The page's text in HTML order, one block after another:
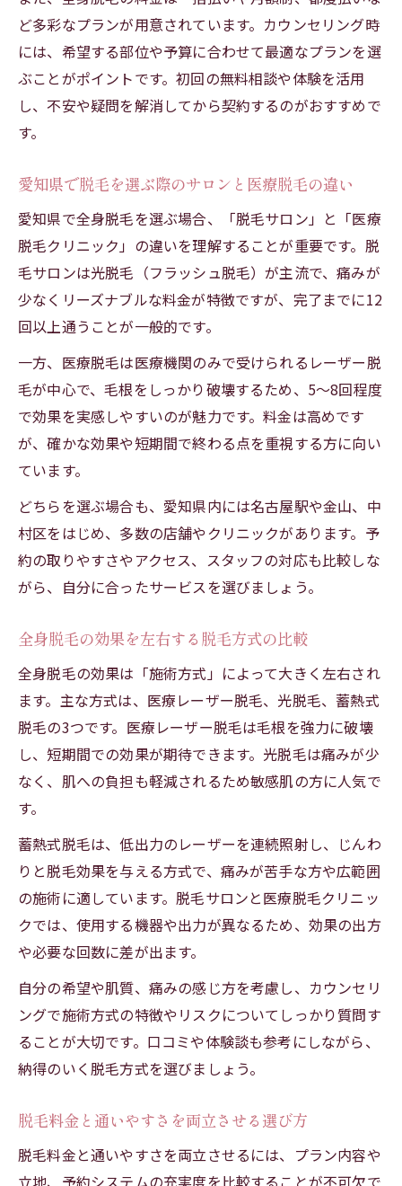
通いやすさを考慮した脱毛料金節約術
初回限定割引やキャンペーン活用のコツ
全身脱毛で理想の素肌へ導く方法を徹底解説
脱毛で目指す理想の素肌へのプロセス解説
医療脱毛とサロン脱毛の効果的な選び方
脱毛施術後のスキンケアと注意点を紹介
全身脱毛の持続効果とリタッチの必要性
ツルツル肌を目指すなら脱毛の回数に注目
全身脱毛は何回でツルツル肌になるのか解
説
愛知県の脱毛で人気な回数プランの選び方
自己処理不要の美肌を叶える脱毛回数の目
安
効果的な脱毛回数と失敗しない選び方のコ
レディース脱毛全身で満足するための回数
調整
満足度が高いレディース脱毛の特徴を紹介
析
ト
愛知県のレディース脱毛で選ばれる理由と
は
全身脱毛で後悔しないための利用者体験談
ス
ど多彩なプランが用意されています。カウンセリング時
には、希望する部位や予算に合わせて最適なプランを選
ぶことがポイントです。初回の無料相談や体験を活用
し、不安や疑問を解消してから契約するのがおすすめで
す。
愛知県で脱毛を選ぶ際のサロンと医療脱毛の違い
愛知県で全身脱毛を選ぶ場合、「脱毛サロン」と「医療
脱毛クリニック」の違いを理解することが重要です。脱
毛サロンは光脱毛（フラッシュ脱毛）が主流で、痛みが
少なくリーズナブルな料金が特徴ですが、完了までに12
回以上通うことが一般的です。
一方、医療脱毛は医療機関のみで受けられるレーザー脱
毛が中心で、毛根をしっかり破壊するため、5～8回程度
で効果を実感しやすいのが魅力です。料金は高めです
が、確かな効果や短期間で終わる点を重視する方に向い
ています。
どちらを選ぶ場合も、愛知県内には名古屋駅や金山、中
村区をはじめ、多数の店舗やクリニックがあります。予
約の取りやすさやアクセス、スタッフの対応も比較しな
がら、自分に合ったサービスを選びましょう。
全身脱毛の効果を左右する脱毛方式の比較
全身脱毛の効果は「施術方式」によって大きく左右され
ます。主な方式は、医療レーザー脱毛、光脱毛、蓄熱式
脱毛の3つです。医療レーザー脱毛は毛根を強力に破壊
し、短期間での効果が期待できます。光脱毛は痛みが少
なく、肌への負担も軽減されるため敏感肌の方に人気で
す。
蓄熱式脱毛は、低出力のレーザーを連続照射し、じんわ
りと脱毛効果を与える方式で、痛みが苦手な方や広範囲
の施術に適しています。脱毛サロンと医療脱毛クリニッ
クでは、使用する機器や出力が異なるため、効果の出方
や必要な回数に差が出ます。
自分の希望や肌質、痛みの感じ方を考慮し、カウンセリ
ングで施術方式の特徴やリスクについてしっかり質問す
ることが大切です。口コミや体験談も参考にしながら、
納得のいく脱毛方式を選びましょう。
脱毛料金と通いやすさを両立させる選び方
脱毛料金と通いやすさを両立させるには、プラン内容や
立地、予約システムの充実度を比較することが不可欠で